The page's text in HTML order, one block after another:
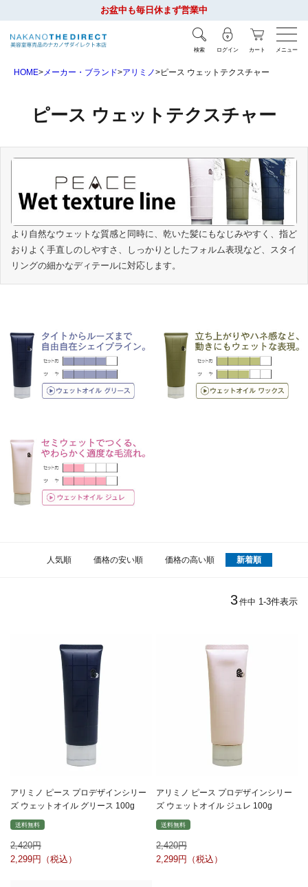
お盆中も毎日休まず営業中
検索 ログイン カート メニュー
HOME メーカー・ブランド アリミノ ピース ウェットテクスチャー
ピース ウェットテクスチャー
より自然なウェットな質感と同時に、乾いた髪にもなじみやすく、指ど
おりよく手直しのしやすさ、しっかりとしたフォルム表現など、スタイ
リングの細かなディテールに対応します。
人気順 価格の安い順 価格の高い順 新着順
3件中 1-3件表示
アリミノ ピース プロデザインシリー
ズ ウェットオイル グリース 100g
送料無料
2,420
2,299
アリミノ ピース プロデザインシリー
ズ ウェットオイル ジュレ 100g
送料無料
2,420
2,299